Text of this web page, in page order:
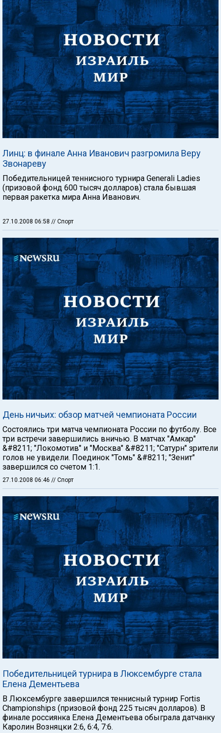
Линц: в финале Анна Иванович разгромила Веру
Звонареву
Победительницей теннисного турнира Generali Ladies
(призовой фонд 600 тысяч долларов) стала бывшая
первая ракетка мира Анна Иванович.
27.10.2008 06:58 // Спорт
День ничьих: обзор матчей чемпионата России
Состоялись три матча чемпионата России по футболу. Все
три встречи завершились вничью. В матчах "Амкар"
&#8211; "Локомотив" и "Москва" &#8211; "Сатурн" зрители
голов не увидели. Поединок "Томь" &#8211; "Зенит"
завершился со счетом 1:1.
27.10.2008 06:46 // Спорт
Победительницей турнира в Люксембурге стала
Елена Дементьева
В Люксембурге завершился теннисный турнир Fortis
Championships (призовой фонд 225 тысяч долларов). В
финале россиянка Елена Дементьева обыграла датчанку
Каролин Возняцки 2:6, 6:4, 7:6.